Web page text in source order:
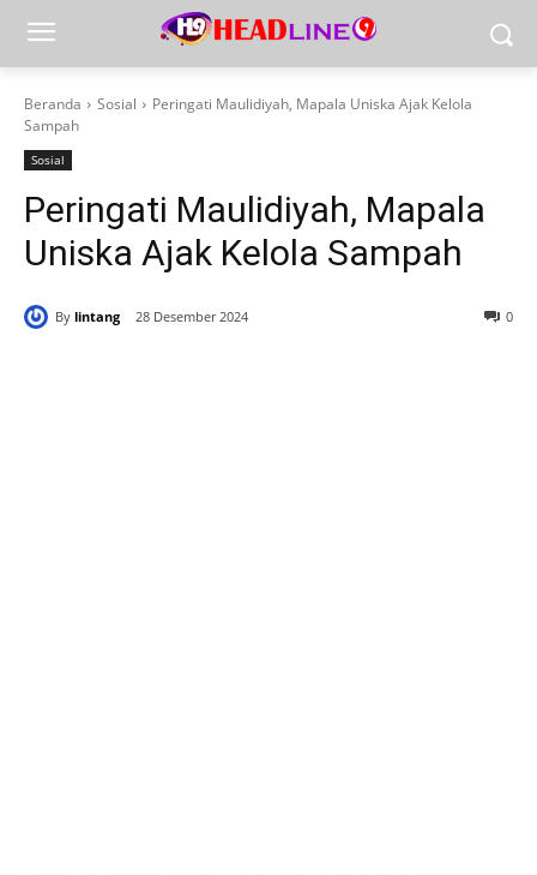
Beranda Sosial
Peringati Maulidiyah, Mapala Uniska Ajak Kelola
Sampah
Sosial
Peringati Maulidiyah, Mapala
Uniska Ajak Kelola Sampah
By lintang 28 Desember 2024 0